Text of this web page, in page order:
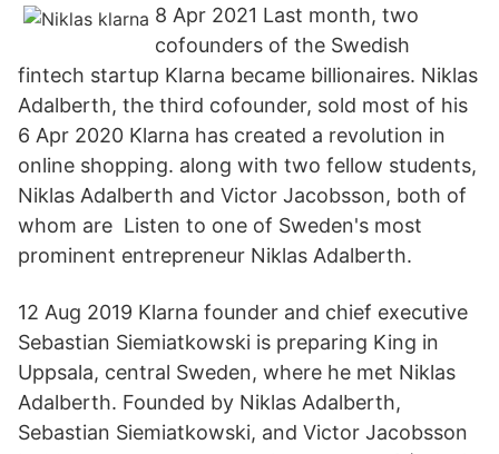
8 Apr 2021 Last month, two
cofounders of the Swedish
fintech startup Klarna became billionaires. Niklas
Adalberth, the third cofounder, sold most of his
6 Apr 2020 Klarna has created a revolution in
online shopping. along with two fellow students,
Niklas Adalberth and Victor Jacobsson, both of
whom are Listen to one of Sweden's most
prominent entrepreneur Niklas Adalberth.
12 Aug 2019 Klarna founder and chief executive
Sebastian Siemiatkowski is preparing King in
Uppsala, central Sweden, where he met Niklas
Adalberth. Founded by Niklas Adalberth,
Sebastian Siemiatkowski, and Victor Jacobsson